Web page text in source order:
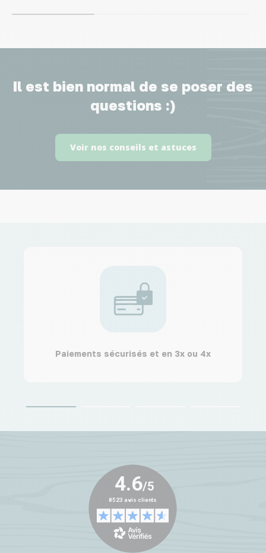
Il est bien normal de se poser des
questions :)
Voir nos conseils et astuces
Paiements sécurisés et en 3x ou 4x